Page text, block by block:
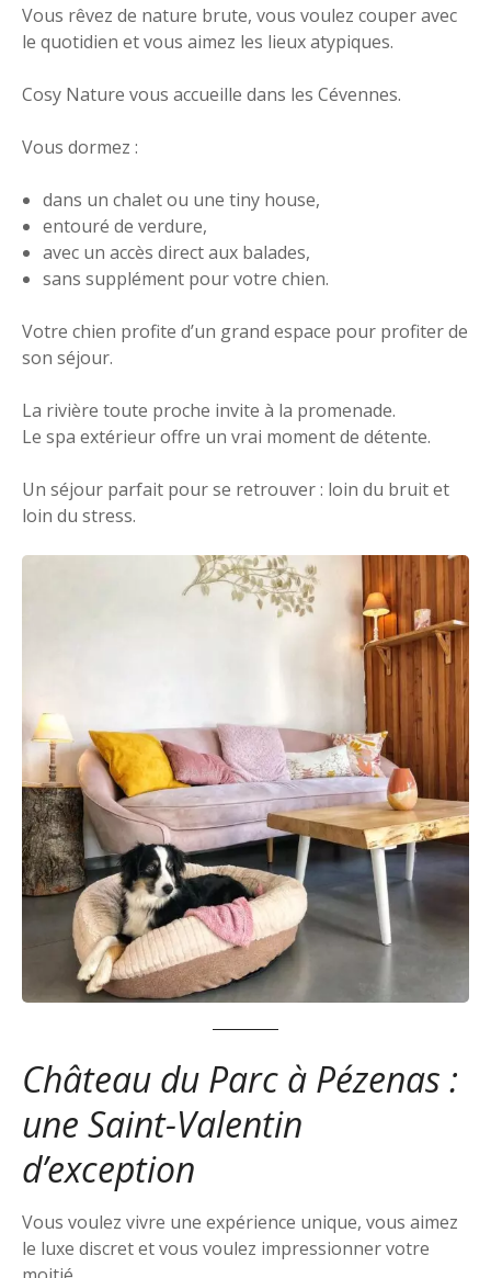
Vous rêvez de nature brute, vous voulez couper avec
le quotidien et vous aimez les lieux atypiques.
Cosy Nature vous accueille dans les Cévennes.
Vous dormez :
dans un chalet ou une tiny house,
entouré de verdure,
avec un accès direct aux balades,
sans supplément pour votre chien.
Votre chien profite d’un grand espace pour profiter de
son séjour.
La rivière toute proche invite à la promenade.
Le spa extérieur offre un vrai moment de détente.
Un séjour parfait pour se retrouver : loin du bruit et
loin du stress.
Château du Parc à Pézenas :
une Saint-Valentin
d’exception
Vous voulez vivre une expérience unique, vous aimez
le luxe discret et vous voulez impressionner votre